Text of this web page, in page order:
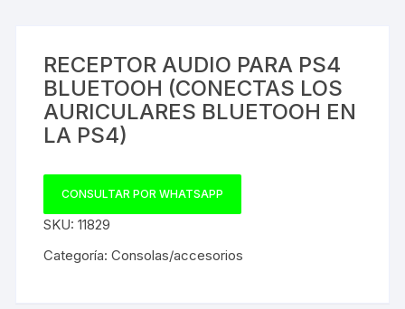
RECEPTOR AUDIO PARA PS4
BLUETOOH (CONECTAS LOS
AURICULARES BLUETOOH EN
LA PS4)
CONSULTAR POR WHATSAPP
SKU:11829
Categoría:Consolas/accesorios